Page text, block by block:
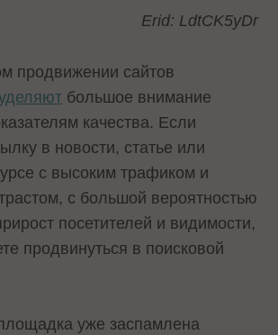
Erid: LdtCK5yDr
продвижении сайтов
большое внимание
качества. Если
в новости, статье или
с высоким трафиком и
с большой вероятностью
посетителей и видимости,
продвинуться в поисковой
уже заспамлена